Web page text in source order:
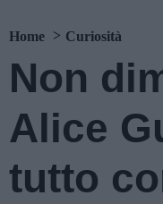
Home Curiosità
Non
Alice
tutto